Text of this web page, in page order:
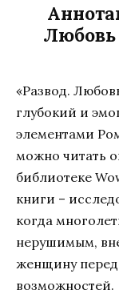
Любовь
«Развод.
глубокий и
элементами
можно читать
библиотеке
книги –
когда
нерушимым,
женщину
возможностей.